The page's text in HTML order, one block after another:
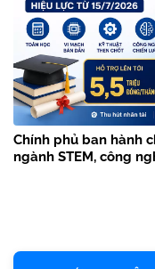
Chính phủ ban hành
ngành STEM, công